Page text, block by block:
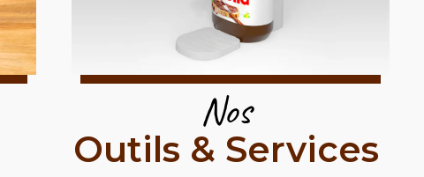
Nos
Outils & Services